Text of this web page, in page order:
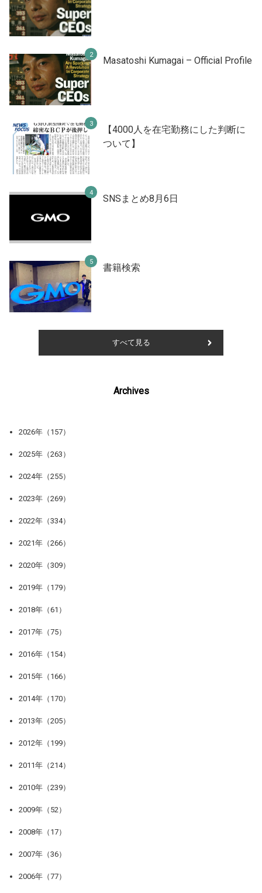
Masatoshi Kumagai – Official Profile
【4000人を在宅勤務にした判断に
ついて】
SNSまとめ8月6日
書籍検索
すべて見る
Archives
2026年（157）
2025年（263）
2024年（255）
2023年（269）
2022年（334）
2021年（266）
2020年（309）
2019年（179）
2018年（61）
2017年（75）
2016年（154）
2015年（166）
2014年（170）
2013年（205）
2012年（199）
2011年（214）
2010年（239）
2009年（52）
2008年（17）
2007年（36）
2006年（77）